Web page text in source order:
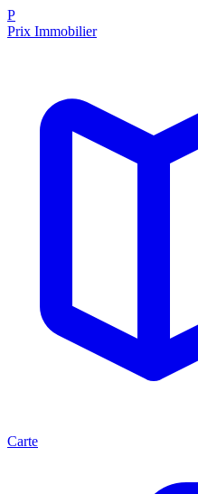
P
Prix Immobilier
Carte